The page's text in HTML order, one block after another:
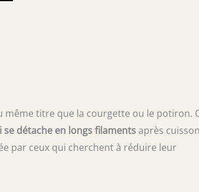
même titre que la courgette ou le potiron.
détache en longs filamentsaprès
par ceux qui cherchent à réduire leur